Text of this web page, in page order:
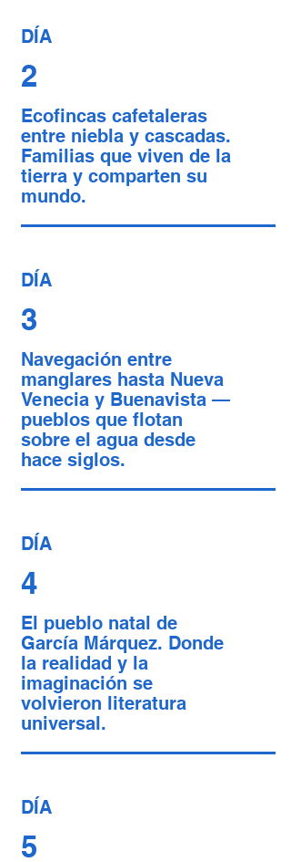
DÍA
2
Ecofincas cafetaleras
entre niebla y cascadas.
Familias que viven de la
tierra y comparten su
mundo.
DÍA
3
Navegación entre
manglares hasta Nueva
Venecia y Buenavista —
pueblos que flotan
sobre el agua desde
hace siglos.
DÍA
4
El pueblo natal de
García Márquez. Donde
la realidad y la
imaginación se
volvieron literatura
universal.
DÍA
5